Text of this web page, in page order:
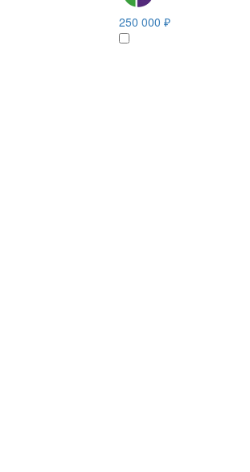
250 000 ₽